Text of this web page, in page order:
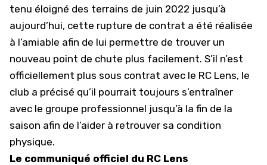
tenu éloigné des terrains de juin 2022 jusqu’à
aujourd’hui, cette rupture de contrat a été réalisée
à l’amiable afin de lui permettre de trouver un
nouveau point de chute plus facilement. S’il n’est
officiellement plus sous contrat avec le RC Lens, le
club a précisé qu’il pourrait toujours s’entraîner
avec le groupe professionnel jusqu’à la fin de la
saison afin de l’aider à retrouver sa condition
physique.
Le communiqué officiel du RC Lens